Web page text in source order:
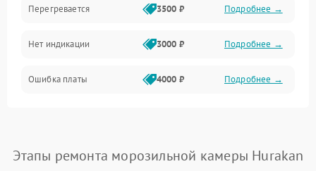
Перегревается 3500 ₽ Подробнее →
Нет индикации 3000 ₽ Подробнее →
Ошибка платы 4000 ₽ Подробнее →
Этапы ремонта морозильной камеры Hurakan